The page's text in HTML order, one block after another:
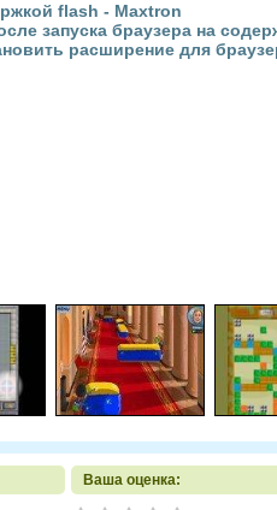
flash - Maxtron
запуска браузера на
расширение для
Ваша оценка: